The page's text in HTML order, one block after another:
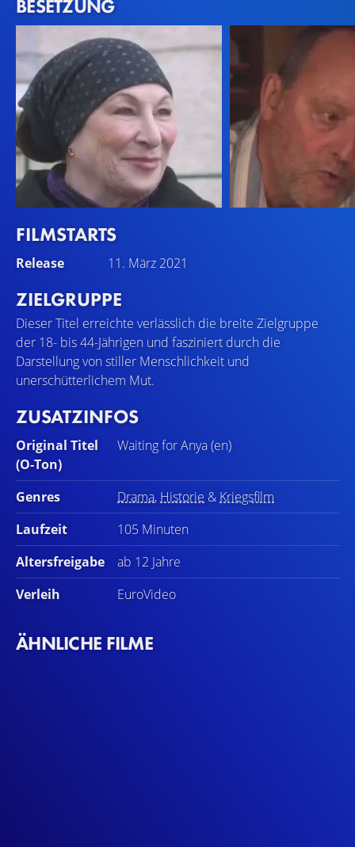
BESETZUNG
Anjelica Huston
Horcada
FILMSTARTS
Release 11. März 2021
ZIELGRUPPE
Dieser Titel erreichte verlässlich die breite Zielgruppe
der 18- bis 44-Jährigen und fasziniert durch die
Darstellung von stiller Menschlichkeit und
unerschütterlichem Mut.
ZUSATZINFOS
Original Titel
(O-Ton)
Waiting for Anya (en)
Genres Drama, Historie & Kriegsfilm
Laufzeit
105 Minuten
Altersfreigabe
ab 12 Jahre
Verleih
EuroVideo
ÄHNLICHE FILME